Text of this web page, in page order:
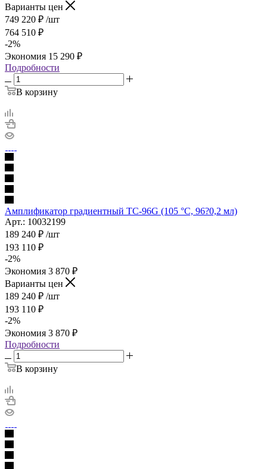
Варианты цен
749 220 ₽ /шт
764 510 ₽
-2%
Экономия 15 290 ₽
Подробности
В корзину
Амплификатор градиентный TC-96G (105 °C, 96?0,2 мл)
Арт.: 10032199
189 240 ₽ /шт
193 110 ₽
-2%
Экономия 3 870 ₽
Варианты цен
189 240 ₽ /шт
193 110 ₽
-2%
Экономия 3 870 ₽
Подробности
В корзину